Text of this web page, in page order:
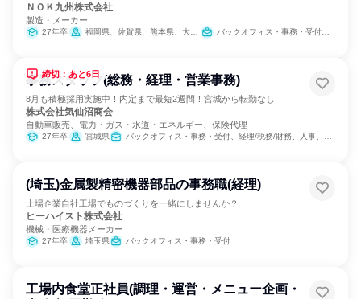
ＮＯＫ九州株式会社
製造・メーカー
27年卒 福岡県、佐賀県、熊本県、大分県、宮崎県 バックオフィス・事務・受付、経理/税務/財務、人事、総務、法務/知財、広報/IR、製造・生産工程
締切：あと6日
事務スタッフ(総務・経理・営業事務)
8月も積極採用実施中！内定まで最短2週間！宮城から転勤なし
株式会社気仙沼商会
自動車販売、電力・ガス・水道・エネルギー、保険代理
27年卒 宮城県 バックオフィス・事務・受付、経理/税務/財務、人事、総務
(埼玉)金属製精密機器部品の事務職(経理)
上場企業自社工場でものづくりを一緒にしませんか？
ヒーハイスト株式会社
機械・医療機器メーカー
27年卒 埼玉県 バックオフィス・事務・受付
工場内食堂正社員(調理・運営・メニュー企画・